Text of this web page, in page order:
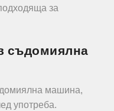
за
съдомиялна
машина,
употреба.